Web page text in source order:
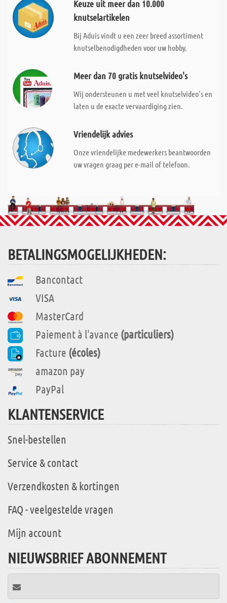
Keuze uit meer dan 10.000
knutselartikelen
Bij Aduis vindt u een zeer breed assortiment
knutselbenodigdheden voor uw hobby.
Meer dan 70 gratis knutselvideo's
Wij ondersteunen u met veel knutselvideo's en
laten u de exacte vervaardiging zien.
Vriendelijk advies
Onze vriendelijke medewerkers beantwoorden
uw vragen graag per e-mail of telefoon.
BETALINGSMOGELIJKHEDEN:
Bancontact
VISA
MasterCard
Paiement à l'avance (particuliers)
Facture (écoles)
amazon pay
PayPal
KLANTENSERVICE
Snel-bestellen
Service & contact
Verzendkosten & kortingen
FAQ - veelgestelde vragen
Mijn account
NIEUWSBRIEF ABONNEMENT